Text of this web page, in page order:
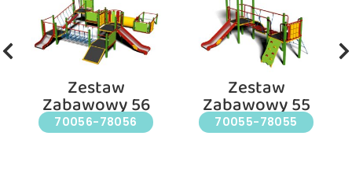
Zestaw
Zabawowy 56
70056-78056
Zestaw
Zabawowy 55
70055-78055